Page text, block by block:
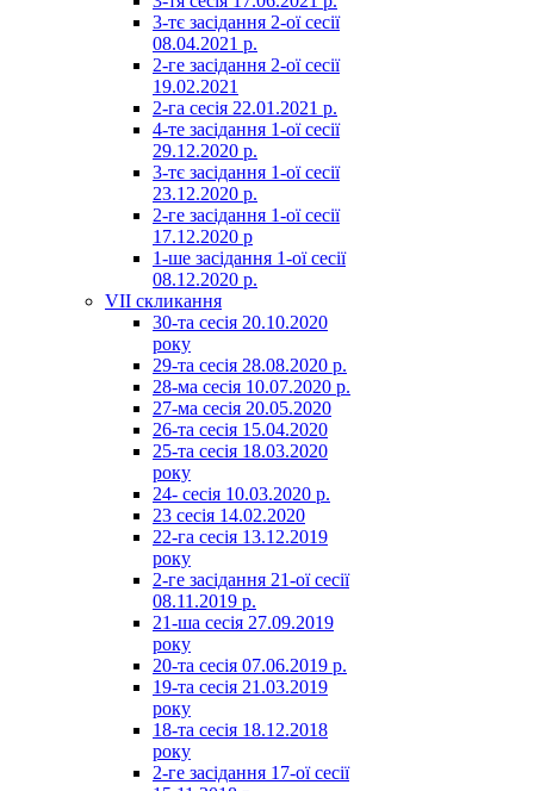
3-тє засідання 2-ої сесії
08.04.2021 р.
2-ге засідання 2-ої сесії
19.02.2021
2-га сесія 22.01.2021 р.
4-те засідання 1-ої сесії
29.12.2020 р.
3-тє засідання 1-ої сесії
23.12.2020 р.
2-ге засідання 1-ої сесії
17.12.2020 р
1-ше засідання 1-ої сесії
08.12.2020 р.
VII скликання
30-та сесія 20.10.2020
року
29-та сесія 28.08.2020 р.
28-ма сесія 10.07.2020 р.
27-ма сесія 20.05.2020
26-та сесія 15.04.2020
25-та сесія 18.03.2020
року
24- сесія 10.03.2020 р.
23 сесія 14.02.2020
22-га сесія 13.12.2019
року
2-ге засідання 21-ої сесії
08.11.2019 р.
21-ша сесія 27.09.2019
року
20-та сесія 07.06.2019 р.
19-та сесія 21.03.2019
року
18-та сесія 18.12.2018
року
2-ге засідання 17-ої сесії